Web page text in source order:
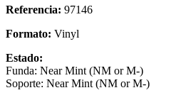
Referencia: 97146
Formato: Vinyl
Estado:
Funda: Near Mint (NM or M-)
Soporte: Near Mint (NM or M-)